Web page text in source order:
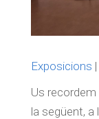
Exposicions |
Us
la següent, a